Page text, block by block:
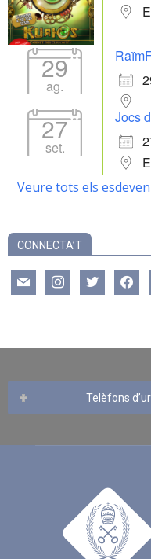
29
ag.
27
set.
Jocs
Veure tots els
CONNECTA’T
mail instagramtwitter
Telèfons